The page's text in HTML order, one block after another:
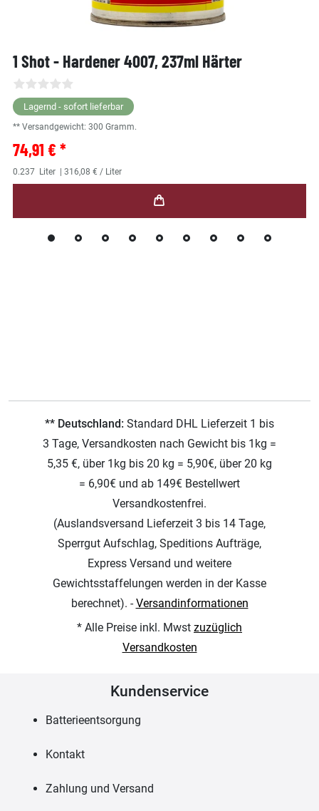
1 Shot - Hardener 4007, 237ml Härter
Lagernd - sofort lieferbar
** Versandgewicht: 300 Gramm.
74,91 € *
0.237 Liter | 316,08 € / Liter
** Deutschland: Standard DHL Lieferzeit 1 bis
3 Tage, Versandkosten nach Gewicht bis 1kg =
5,35 €, über 1kg bis 20 kg = 5,90€, über 20 kg
= 6,90€ und ab 149€ Bestellwert
Versandkostenfrei.
(Auslandsversand Lieferzeit 3 bis 14 Tage,
Sperrgut Aufschlag, Speditions Aufträge,
Express Versand und weitere
Gewichtsstaffelungen werden in der Kasse
berechnet). -Versandinformationen
* Alle Preise inkl. Mwst zuzüglich
Versandkosten
Kundenservice
Batterieentsorgung
Kontakt
Zahlung und Versand